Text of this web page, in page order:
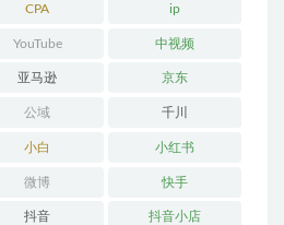
CPA ip
YouTube 中视频
亚马逊 京东
公域 千川
小白 小红书
微博 快手
抖音 抖音小店